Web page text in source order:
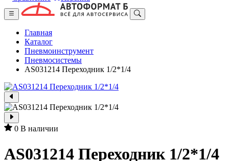
Главная
Каталог
Пневмоинструмент
Пневмосистемы
AS031214 Переходник 1/2*1/4
0 В наличии
AS031214 Переходник 1/2*1/4